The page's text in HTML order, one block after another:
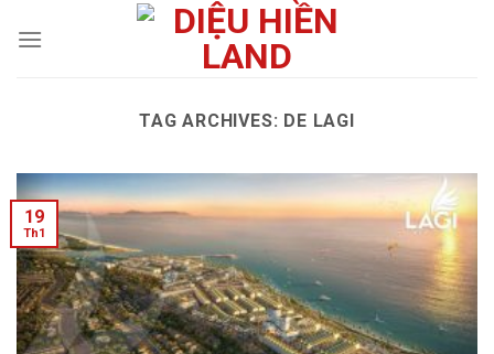
TAG ARCHIVES: DE LAGI
19
Th1